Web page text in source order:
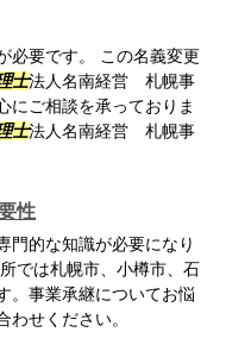
必要です。 この名義変更
士法人名南経営 札幌事
にご相談を承っておりま
士法人名南経営 札幌事
性
門的な知識が必要になり
では札幌市、小樽市、石
。事業承継についてお悩
せください。